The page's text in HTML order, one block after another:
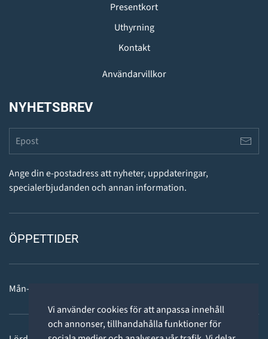
Vi använder cookies för att anpassa innehåll
och annonser, tillhandahålla funktioner för
Presentkort
Uthyrning
Kontakt
Användarvillkor
NYHETSBREV
Ange din e-postadress att nyheter, uppdateringar,
specialerbjudanden och annan information.
ÖPPETTIDER
Mån-fre: 11 - 18